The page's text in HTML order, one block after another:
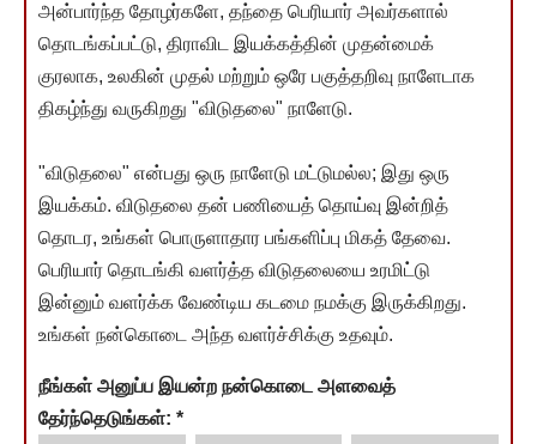
அன்பார்ந்த தோழர்களே, தந்தை பெரியார் அவர்களால்
தொடங்கப்பட்டு, திராவிட இயக்கத்தின் முதன்மைக்
குரலாக, உலகின் முதல் மற்றும் ஒரே பகுத்தறிவு நாளேடாக
திகழ்ந்து வருகிறது "விடுதலை" நாளேடு.
"விடுதலை" என்பது ஒரு நாளேடு மட்டுமல்ல; இது ஒரு
இயக்கம். விடுதலை தன் பணியைத் தொய்வு இன்றித்
தொடர, உங்கள் பொருளாதார பங்களிப்பு மிகத் தேவை.
பெரியார் தொடங்கி வளர்த்த விடுதலையை உரமிட்டு
இன்னும் வளர்க்க வேண்டிய கடமை நமக்கு இருக்கிறது.
உங்கள் நன்கொடை அந்த வளர்ச்சிக்கு உதவும்.
நீங்கள் அனுப்ப இயன்ற நன்கொடை அளவைத்
தேர்ந்தெடுங்கள்: *